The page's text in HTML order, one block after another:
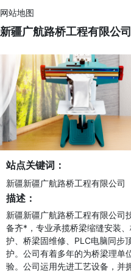
网站地图
新疆广航路桥工程有限公司
站点关键词：
新疆新疆广航路桥工程有限公司
描述：
新疆新疆广航路桥工程有限公司
备齐*，专业承揽桥梁缩缝安装
护、桥梁固维修、PLC电脑同步
护。公司有着多年的为桥梁理单
验。公司运用先进工艺设备，并